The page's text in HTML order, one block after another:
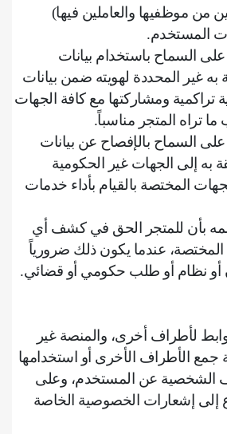
موظفيها والعاملين فيها)
المستخدم.
السماح باستخدام بيانات
غير المحددة لهويته ضمن بيانات
ومشاركتها مع كافة الجهات
تراه المتجر مناسباً.
السماح بالإفصاح عن بيانات
به إلى الجهات غير الحكومية
المختصة بالقيام بأداء خدمات
بأن للمتجر الحق في كشف أي
عندما يكون ذلك ضرورياً
أو نظام أو طلب حكومي أو قضائي.
لأطراف أخرى، والمنصة غير
الأطراف الأخرى أو استخدامها
الشخصية عن المستخدم، وعلى
إشعارات الخصوصية الخاصة